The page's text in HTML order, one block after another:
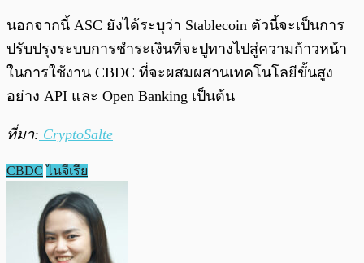
นอกจากนี้ ASC ยังได้ระบุว่า Stablecoin ตัวนี้จะเป็นการ
ปรับปรุงระบบการชำระเงินที่จะปูทางไปสู่ความก้าวหน้า
ในการใช้งาน CBDC ที่จะผสมผสานเทคโนโลยีขั้นสูง
อย่าง API และ Open Banking เป็นต้น
ที่มา: CryptoSalte
CBDC ไนจีเรีย